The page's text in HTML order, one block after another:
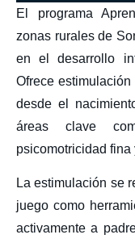
El programa
zonas rurales de
en el desarrollo
Ofrece
desde el
áreas clave
psicomotricidad
La estimulación se
juego como
activamente a